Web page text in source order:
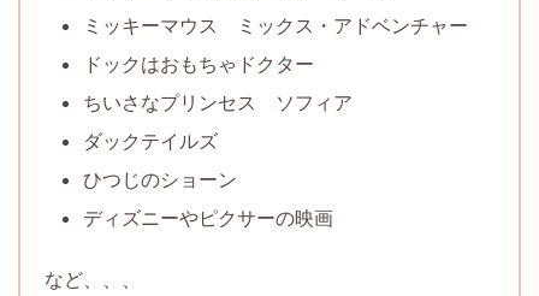
ミッキーマウス ミックス・アドベンチャー
ドックはおもちゃドクター
ちいさなプリンセス ソフィア
ダックテイルズ
ひつじのショーン
ディズニーやピクサーの映画
など、、、